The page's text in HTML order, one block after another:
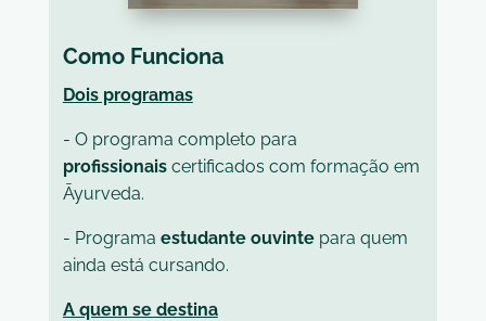
Como Funciona
Dois programas
- O programa completo para
profissionaiscertificados com formação em
Āyurveda.
- Programa estudante ouvintepara quem
ainda está cursando.
A quem se destina